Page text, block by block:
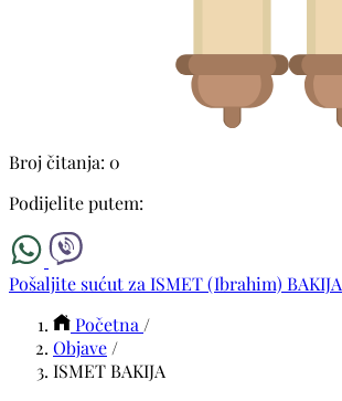
Broj čitanja: 0
Podijelite putem:
Pošaljite sućut za ISMET (Ibrahim) BAKIJA
Početna /
Objave /
ISMET BAKIJA